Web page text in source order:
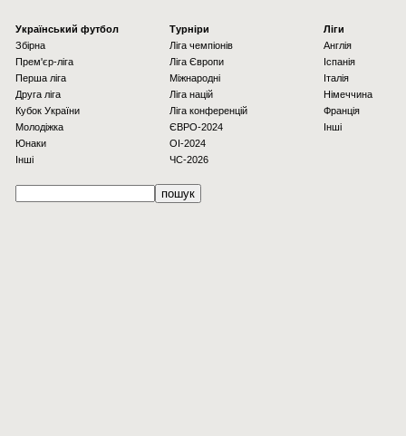
Українcький футбол
Збірна
Прем'єр-ліга
Перша ліга
Друга ліга
Кубок України
Молодіжка
Юнаки
Інші
Турніри
Ліга чемпіонів
Ліга Європи
Міжнародні
Ліга націй
Ліга конференцій
ЄВРО-2024
OI-2024
ЧС-2026
Ліги
Англія
Іспанія
Італія
Німеччина
Франція
Інші